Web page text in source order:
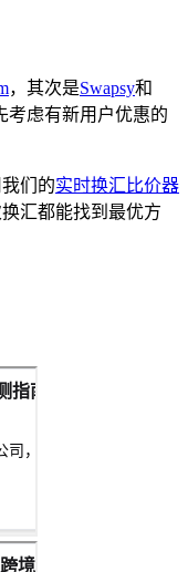
，其次是Swapsy和
考虑有新用户优惠的
们的实时换汇比价器
汇都能找到最优方